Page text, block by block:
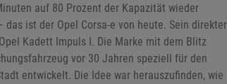
auf 80 Prozent der Kapazität wieder
das ist der Opel Corsa-e von heute. Sein direkter
Kadett Impuls I. Die Marke mit dem Blitz
vor 30 Jahren speziell für den
entwickelt. Die Idee war herauszufinden, wie